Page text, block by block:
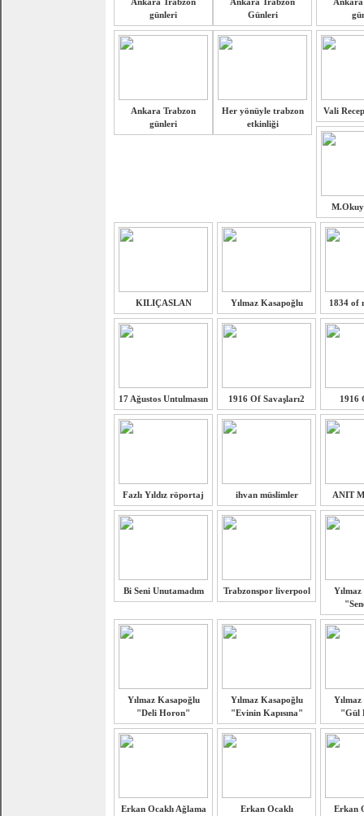
günleri
Günleri
Ankara Trabzon
günleri
Her yönüyle trabzon
etkinliği
Vali
KILIÇASLAN Yılmaz Kasapoğlu 1834 of
17 Ağustos Untulmasın 1916 Of Savaşları2 1916
Fazlı Yıldız röportaj ihvan müslimler ANIT
Bi Seni Unutamadım Trabzonspor liverpool
Yılmaz Kasapoğlu
"Deli Horon"
Yılmaz Kasapoğlu
"Evinin Kapısına"
"Gül
Erkan Ocaklı Ağlama
Erkan Ocaklı
Erkan